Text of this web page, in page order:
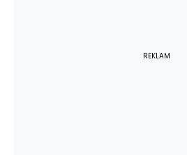
REKLAM